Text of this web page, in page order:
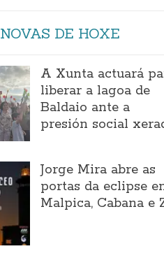
NOVAS DE HOXE
A Xunta actuará
liberar a lagoa de
Baldaio ante a
presión social
Jorge Mira abre as
portas da eclipse
Malpica, Cabana e